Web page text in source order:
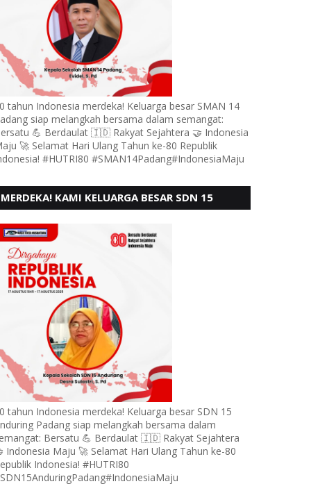
tahun Indonesia merdeka! Keluarga besar SMAN 14
siap melangkah bersama dalam semangat:
💪 Berdaulat 🇮🇩 Rakyat Sejahtera 🤝 Indonesia
🚀 Selamat Hari Ulang Tahun ke-80 Republik
#HUTRI80 #SMAN14Padang#IndonesiaMaju
MERDEKA! KAMI KELUARGA BESAR SDN 15
- 80
tahun Indonesia merdeka! Keluarga besar SDN 15
Padang siap melangkah bersama dalam
Bersatu 💪 Berdaulat 🇮🇩 Rakyat Sejahtera
Indonesia Maju 🚀 Selamat Hari Ulang Tahun ke-80
Indonesia! #HUTRI80